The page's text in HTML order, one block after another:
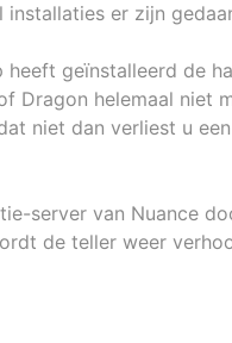
installaties er zijn
geïnstalleerd de
Dragon helemaal niet
niet dan verliest u
server van Nuance
de teller weer